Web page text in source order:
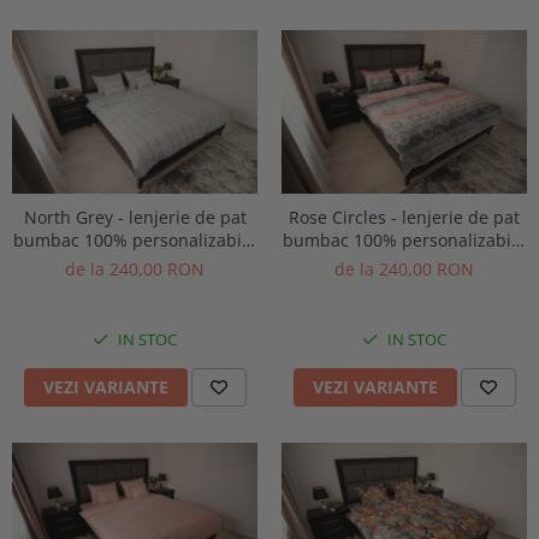
North Grey - lenjerie de pat
bumbac 100% personalizabila
pe dimensiuni
de la 240,00 RON
IN STOC
VEZI VARIANTE
Rose Circles - lenjerie de pat
bumbac 100% personalizabila
pe dimensiuni
de la 240,00 RON
IN STOC
VEZI VARIANTE